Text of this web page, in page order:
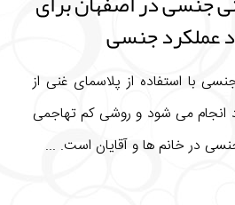
عملکرد جنسی
با استفاده از پلاسمای غنی از
انجام می شود و روشی کم تهاجمی
در خانم ها و آقایان است. ...